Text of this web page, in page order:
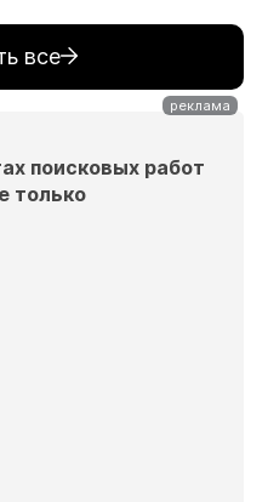
все
поисковых работ
только